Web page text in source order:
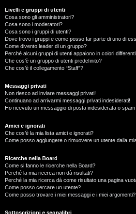
Livelli e gruppi di utenti
Cosa sono gli amministratori?
Cosa sono i moderatori?
Cosa sono i gruppi di utenti?
Dove trovo i gruppi e come posso far parte di uno di
Come divento leader di un gruppo?
Perché alcuni gruppi di utenti appaiono in colori
Che cos’è un gruppo di utenti predefinito?
Che cos’è il collegamento “Staff”?
Messaggi privati
Non riesco ad inviare messaggi privati!
Continuano ad arrivarmi messaggi privati indesiderati!
Ho ricevuto un messaggio di posta indesiderata o
Amici e ignorati
Che cos’è la mia lista amici e ignorati?
Come posso aggiungere o rimuovere un utente dalla
Ricerche nella Board
Come si fanno le ricerche nella Board?
Perché la mia ricerca non dà risultati?
Perché la mia ricerca dà come risultato una pagina
Come posso cercare un utente?
Come posso trovare i miei messaggi e i miei argomenti?
Sottoscrizioni e segnalibri